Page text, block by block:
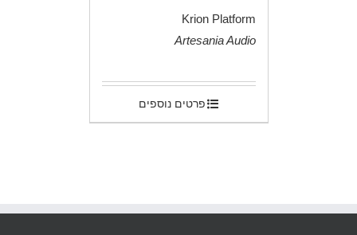
Krion Platform
Artesania Audio
פרטים נוספים